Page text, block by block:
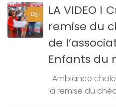
1
LA VIDEO !
remise du
de
Enfants du
Ambiance
la remise du